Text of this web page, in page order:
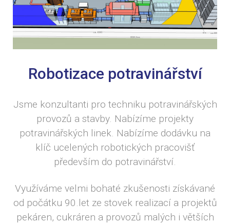
Robotizace potravinářství
Jsme konzultanti pro techniku potravinářských
provozů a stavby. Nabízíme projekty
potravinářských linek. Nabízíme dodávku na
klíč ucelených robotických pracovišť
především do potravinářství.
Využíváme velmi bohaté zkušenosti získávané
od počátku 90.let ze stovek realizací a projektů
pekáren, cukráren a provozů malých i větších